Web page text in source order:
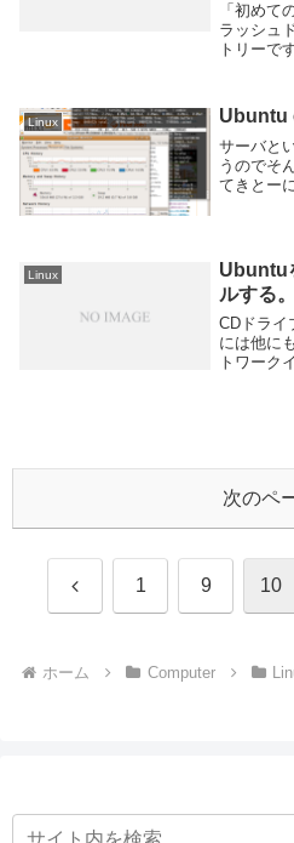
「初めて
ラッシュ
トリーで
電気科準
しゃべっ
話してた
...
Linux Ubuntu
サーバと
うのでそ
てきとー
Linux
Ubuntu
ルする。
CDドライ
には他に
トワーク
URLを参
次のペ
前 1 9 10
ホーム Computer